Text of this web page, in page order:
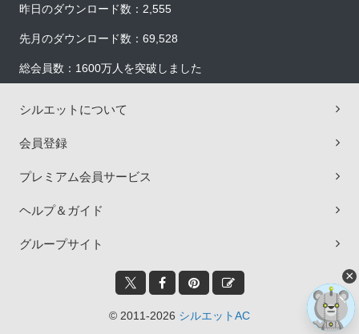
昨日のダウンロード数：2,555
先月のダウンロード数：69,528
総会員数：1600万人を突破しました
シルエットについて
会員登録
プレミアム会員サービス
ヘルプ＆ガイド
グループサイト
© 2011-2026 シルエットAC
×